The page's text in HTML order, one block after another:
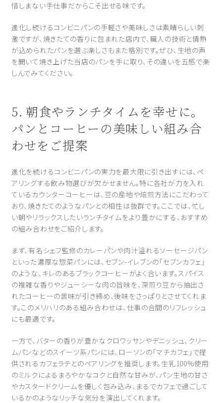
惜しまない手仕事だからこそ出せる味です。
進化し続けるコンビニパンの手軽さや美味しさは素晴らしい刺
激ですが、焼きたての香りに包まれた店内で、職人の技術と情熱
が込められたパンを選ぶ楽しさもまた格別です。ぜひ、生地の声
を聞いて焼き上げた当店のパンを手に取り、その違いを五感で楽
しんでみてください。
5. 朝食やランチタイムを幸せに。
パンとコーヒーの美味しい組み合
わせをご提案
進化を続けるコンビニパンの実力を最大限に引き出すには、ペ
アリングする飲み物選びが欠かせません。特に各社が力を入れ
ているカウンターコーヒーは、豆の産地や焙煎方法にこだわって
おり、焼きたてのようなパンとの相性は抜群です。ここでは、忙し
い朝やリラックスしたいランチタイムをより豊かにする、おすすめ
の組み合わせをご紹介します。
まず、有名シェフ監修のカレーパンや肉汁溢れるソーセージパン
といった濃厚な惣菜パンには、セブン-イレブンの「セブンカフェ」
のような、キレのあるブラックコーヒーがよく合います。スパイス
の複雑な香りやジューシーな肉の旨味を、深煎り豆から抽出さ
れたコーヒーの苦味が引き締め、後味をさっぱりとさせてくれま
す。このメリハリのある組み合わせは、仕事の合間のリフレッシュ
にも最適です。
一方で、バターの香りが豊かなクロワッサンやデニッシュ、クリー
ムパンなどのスイーツ系パンには、ローソンの「マチカフェ」で提
供されるカフェラテとのペアリングを推奨します。生乳100%使用
のミルクによるまろやかなコクと自然な甘みが、パン生地の甘さ
やカスタードクリームを優しく包み込み、まるでカフェで過ごして
いるかのようなリッチな気分を演出してくれます。